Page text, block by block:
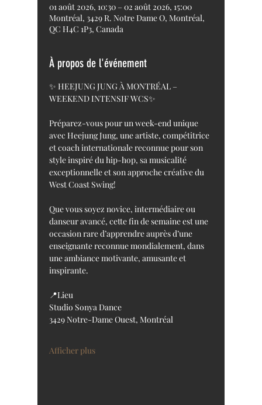
01 août 2026, 10:30 – 02 août 2026, 15:00
Montréal, 3429 R. Notre Dame O, Montréal,
QC H4C 1P3, Canada
À propos de l'événement
✨ HEEJUNG JUNG À MONTRÉAL –
WEEKEND INTENSIF WCS✨
Préparez-vous pour un week-end unique
avec Heejung Jung, une artiste, compétitrice
et coach internationale reconnue pour son
style inspiré du hip-hop, sa musicalité
exceptionnelle et son approche créative du
West Coast Swing!
Que vous soyez novice, intermédiaire ou
danseur avancé, cette fin de semaine est une
occasion rare d’apprendre auprès d’une
enseignante reconnue mondialement, dans
une ambiance motivante, amusante et
inspirante.
📍Lieu
Studio Sonya Dance
3429 Notre-Dame Ouest, Montréal
Afficher plus